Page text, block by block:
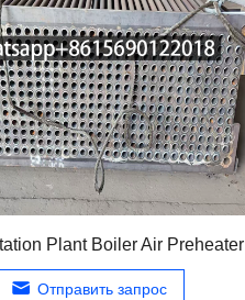
Plant Boiler Air Preheater
Отправить запрос